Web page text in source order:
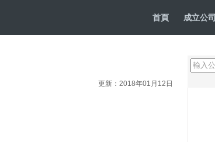
首頁 成立公司
更新：2018年01月12日